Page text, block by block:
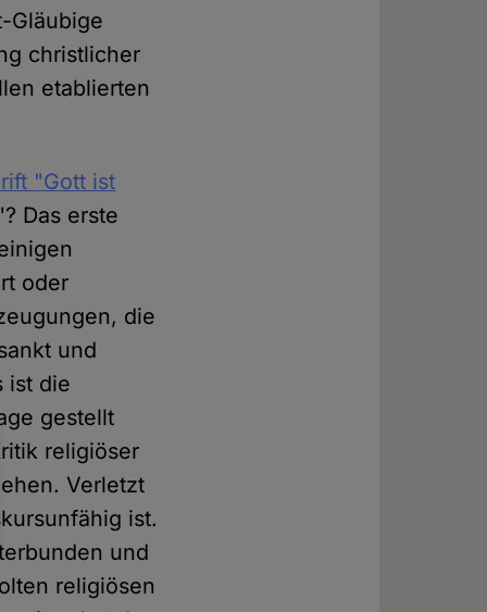
Gläubige
christlicher
etablierten
"Gott ist
Das erste
oder
die
und
ist die
gestellt
religiöser
Verletzt
ist.
und
religiösen